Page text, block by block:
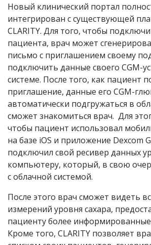
Новый клинический портал
интегрирован с существующей
CLARITY. Для того, чтобы
пациента, врач может
письмо с приглашением своему
подключить данные своего CGM-
системе. После того, как пациент
приглашение, данные его CGM-
автоматически подгружаться в
сможет знакомиться врач. Для
чтобы пациент использовал
на базе iOS и приложение Dexcom
подключил свой ресивер данных
компьютеру, который, в свою
с облачной системой.
После этого врач сможет видеть
измерений уровня сахара,
пациенту более
Кроме того, CLARITY позволяет